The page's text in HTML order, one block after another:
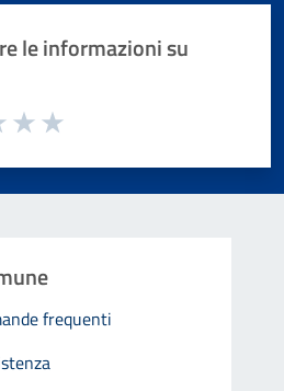
le informazioni su
frequenti